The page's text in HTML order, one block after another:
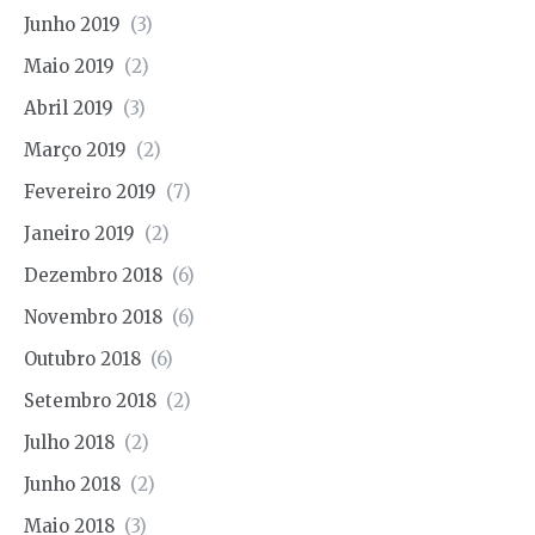
Junho 2019 (3)
Maio 2019 (2)
Abril 2019 (3)
Março 2019 (2)
Fevereiro 2019 (7)
Janeiro 2019 (2)
Dezembro 2018 (6)
Novembro 2018 (6)
Outubro 2018 (6)
Setembro 2018 (2)
Julho 2018 (2)
Junho 2018 (2)
Maio 2018 (3)